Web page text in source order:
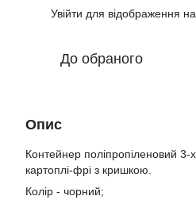
Увійти для відображення
До обраного
Опис
Контейнер поліпропіленовий 3-
картоплі-фрі з кришкою.
Колір - чорний;